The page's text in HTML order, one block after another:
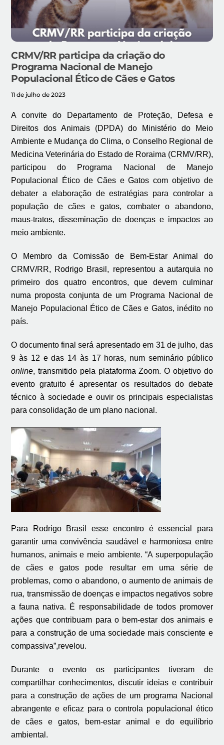
CRMV/RR participa da criação do
Programa Nacional de Manejo
Populacional Ético de Cães e Gatos
11 de julho de 2023
A convite do Departamento de Proteção, Defesa e
Direitos dos Animais (DPDA) do Ministério do Meio
Ambiente e Mudança do Clima, o Conselho Regional de
Medicina Veterinária do Estado de Roraima (CRMV/RR),
participou do Programa Nacional de Manejo
Populacional Ético de Cães e Gatos com objetivo de
debater a elaboração de estratégias para controlar a
população de cães e gatos, combater o abandono,
maus-tratos, disseminação de doenças e impactos ao
meio ambiente.
O Membro da Comissão de Bem-Estar Animal do
CRMV/RR, Rodrigo Brasil, representou a autarquia no
primeiro dos quatro encontros, que devem culminar
numa proposta conjunta de um Programa Nacional de
Manejo Populacional Ético de Cães e Gatos, inédito no
país.
O documento final será apresentado em 31 de julho, das
9 às 12 e das 14 às 17 horas, num seminário público
online, transmitido pela plataforma Zoom. O objetivo do
evento gratuito é apresentar os resultados do debate
técnico à sociedade e ouvir os principais especialistas
para consolidação de um plano nacional.
Para Rodrigo Brasil esse encontro é essencial para
garantir uma convivência saudável e harmoniosa entre
humanos, animais e meio ambiente. “A superpopulação
de cães e gatos pode resultar em uma série de
problemas, como o abandono, o aumento de animais de
rua, transmissão de doenças e impactos negativos sobre
a fauna nativa. É responsabilidade de todos promover
ações que contribuam para o bem-estar dos animais e
para a construção de uma sociedade mais consciente e
compassiva”,revelou.
Durante o evento os participantes tiveram de
compartilhar conhecimentos, discutir ideias e contribuir
para a construção de ações de um programa Nacional
abrangente e eficaz para o controla populacional ético
de cães e gatos, bem-estar animal e do equilíbrio
ambiental.